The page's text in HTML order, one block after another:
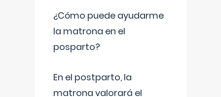
¿Cómo puede ayudarme
la matrona en el
posparto?
En el postparto, la
matrona valorará el